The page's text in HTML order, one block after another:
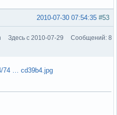
#53
2010-07-30 07:54:35
Здесь с 2010-07-29
Сообщений: 8
74 … cd39b4.jpg